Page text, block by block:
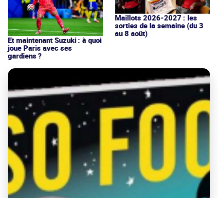
Et maintenant Suzuki : à quoi
joue Paris avec ses
gardiens ?
Maillots 2026-2027 : les
sorties de la semaine (du 3
au 8 août)